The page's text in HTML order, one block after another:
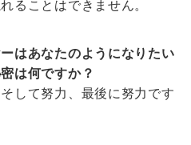
ることはできません。
はあなたのようになりたい
は何ですか？
して努力、最後に努力です